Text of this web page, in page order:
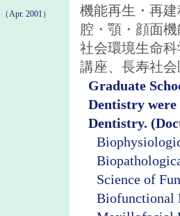
（Apr. 2001）
機能再生・再
腔・顎・顔面
社会環境生命
講座、長寿社
Graduate
Dentistry were
Dentistry.
Science of
Biofunctional